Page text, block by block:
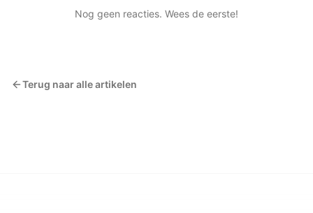
Nog geen reacties. Wees de eerste!
Terug naar alle artikelen